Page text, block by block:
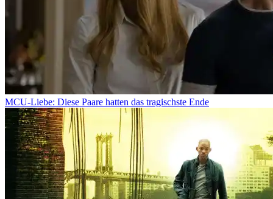
MCU-Liebe: Diese Paare hatten das tragischste Ende